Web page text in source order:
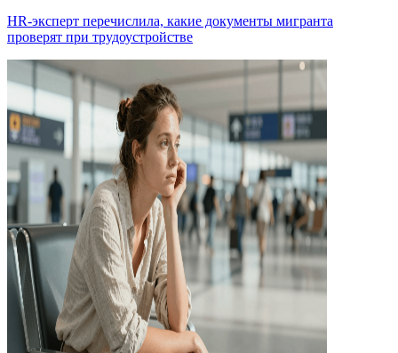
HR-эксперт перечислила, какие документы мигранта
проверят при трудоустройстве